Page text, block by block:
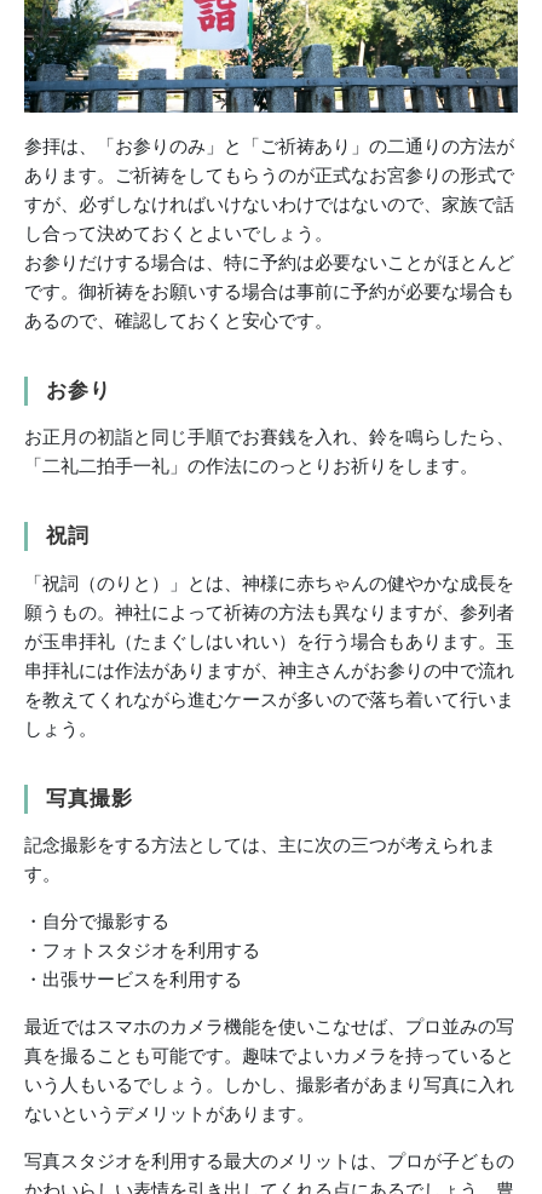
参拝は、「お参りのみ」と「ご祈祷あり」の二通りの方法が
あります。ご祈祷をしてもらうのが正式なお宮参りの形式で
すが、必ずしなければいけないわけではないので、家族で話
し合って決めておくとよいでしょう。
お参りだけする場合は、特に予約は必要ないことがほとんど
です。御祈祷をお願いする場合は事前に予約が必要な場合も
あるので、確認しておくと安心です。
お参り
お正月の初詣と同じ手順でお賽銭を入れ、鈴を鳴らしたら、
「二礼二拍手一礼」の作法にのっとりお祈りをします。
祝詞
「祝詞（のりと）」とは、神様に赤ちゃんの健やかな成長を
願うもの。神社によって祈祷の方法も異なりますが、参列者
が玉串拝礼（たまぐしはいれい）を行う場合もあります。玉
串拝礼には作法がありますが、神主さんがお参りの中で流れ
を教えてくれながら進むケースが多いので落ち着いて行いま
しょう。
写真撮影
記念撮影をする方法としては、主に次の三つが考えられま
す。
・自分で撮影する
・フォトスタジオを利用する
・出張サービスを利用する
最近ではスマホのカメラ機能を使いこなせば、プロ並みの写
真を撮ることも可能です。趣味でよいカメラを持っていると
いう人もいるでしょう。しかし、撮影者があまり写真に入れ
ないというデメリットがあります。
写真スタジオを利用する最大のメリットは、プロが子どもの